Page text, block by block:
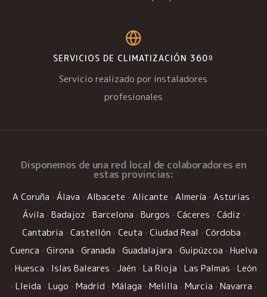
SERVICIOS DE CLIMATIZACIÓN 360º
Servicio realizado por instaladores
profesionales
Disponemos de una red local de colaboradores en
estas provincias:
A Coruña · Álava · Albacete · Alicante · Almería · Asturias ·
Ávila · Badajoz · Barcelona · Burgos · Cáceres · Cádiz ·
Cantabria · Castellón · Ceuta · Ciudad Real · Córdoba ·
Cuenca · Girona · Granada · Guadalajara · Guipúzcoa · Huelva
· Huesca · Islas Baleares · Jaén · La Rioja · Las Palmas · León
· Lleida · Lugo · Madrid · Málaga · Melilla · Murcia · Navarra ·